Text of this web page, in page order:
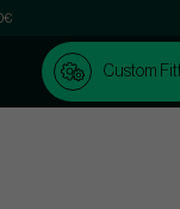
Custom